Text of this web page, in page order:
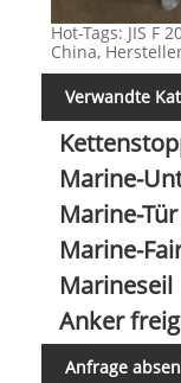
Hot-Tags: JIS F
China,
Verwandte
Marine-
Marine-
Marine-
Marineseil
Anker
Anfrage